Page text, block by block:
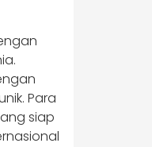
Para
siap